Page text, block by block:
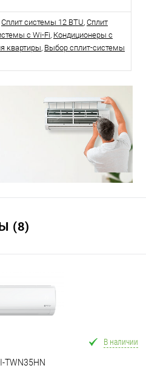
Сплит системы 12 BTU, Сплит
с Wi-Fi, Кондиционеры с
квартиры, Выбор сплит-системы
(8)
В наличии
TWN35HN